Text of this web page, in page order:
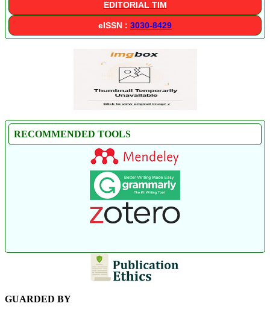
EDITORIAL TIM
eISSN : 3030-8429
RECOMMENDED TOOLS
GUARDED BY